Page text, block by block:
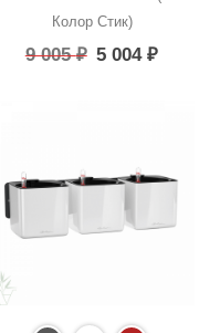
Колор Стик)
9 005₽ 5 004₽